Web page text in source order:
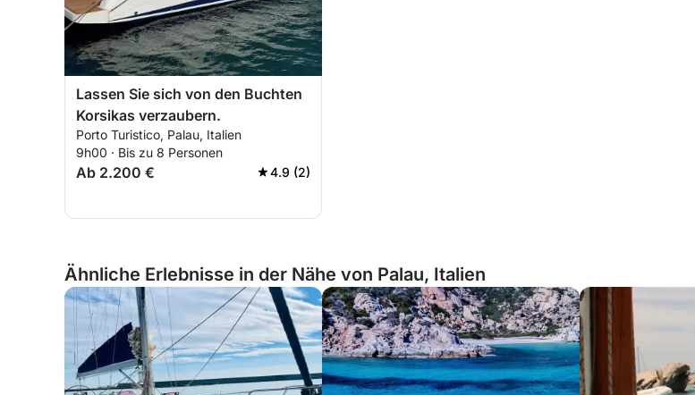
Lassen Sie sich von den Buchten
Korsikas verzaubern.
Porto Turistico, Palau, Italien
9h00 · Bis zu 8 Personen
Ab 2.200 € 4.9 (2)
Ähnliche Erlebnisse in der Nähe von Palau, Italien